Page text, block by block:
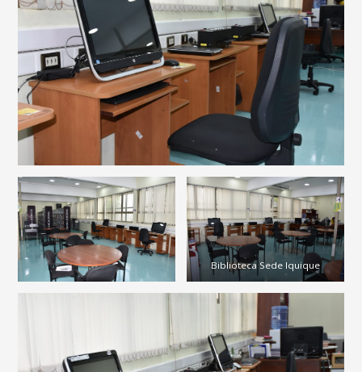
Biblioteca Sede Iquique